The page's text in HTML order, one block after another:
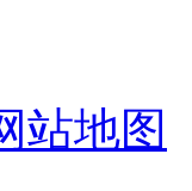
站地图